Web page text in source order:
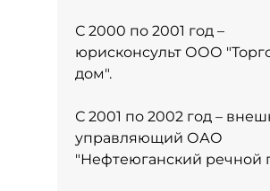
С 2000 по 2001 год –
юрисконсульт ООО
дом".
С 2001 по 2002 год –
управляющий ОАО
"Нефтеюганский речной